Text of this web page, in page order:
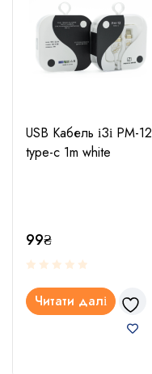
USB Кабель іЗі PM-12
type-c 1m white
99₴
Читати далі